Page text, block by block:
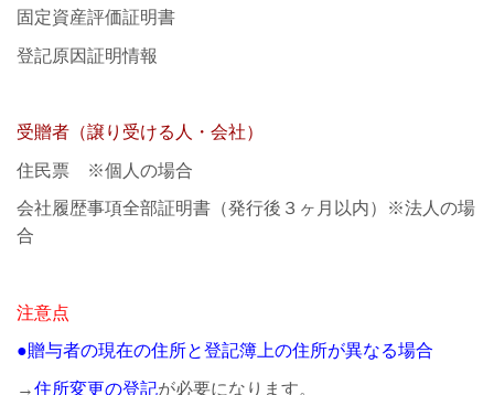
固定資産評価証明書
登記原因証明情報
受贈者（譲り受ける人・会社）
住民票 ※個人の場合
会社履歴事項全部証明書（発行後３ヶ月以内）※法人の場
合
注意点
●贈与者の現在の住所と登記簿上の住所が異なる場合
→住所変更の登記が必要になります。